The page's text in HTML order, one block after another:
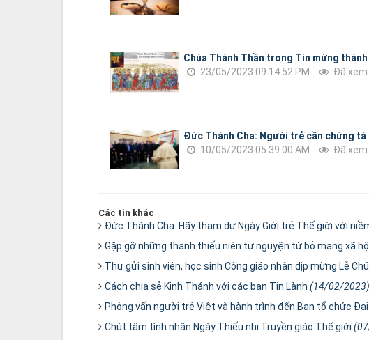
Chúa Thánh Thần trong Tin mừng thánh
23/05/2023 09:14:52 PM
Đã
Đức Thánh Cha: Người trẻ cần chứng tá
10/05/2023 05:39:00 AM
Đã
Các tin khác
Đức Thánh Cha: Hãy tham dự Ngày Giới trẻ Thế giới với
Gặp gỡ những thanh thiếu niên tự nguyện từ bỏ mạng xã
Thư gửi sinh viên, học sinh Công giáo nhân dịp mừng Lễ
Cách chia sẻ Kinh Thánh với các bạn Tin Lành (14/02/2023)
Phỏng vấn người trẻ Việt và hành trình đến Ban tổ chức
Chút tâm tình nhân Ngày Thiếu nhi Truyền giáo Thế giới